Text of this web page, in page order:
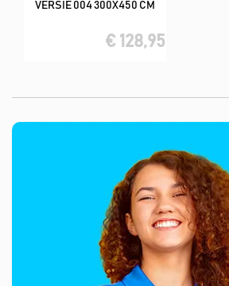
VERSIE 004 300X450 CM
€ 128,95